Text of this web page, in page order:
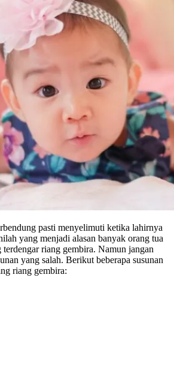
pasti menyelimuti ketika lahirnya
yang menjadi alasan banyak orang tua
riang gembira. Namun jangan
yang salah. Berikut beberapa susunan
riang gembira: